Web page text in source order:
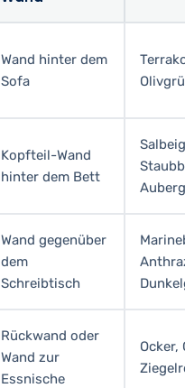
Wand hinter dem
Sofa
Kopfteil-Wand
hinter dem Bett
Wand gegenüber
dem
Schreibtisch
Rückwand oder
Wand zur
Essnische
Ocker,